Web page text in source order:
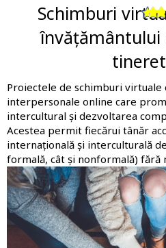
PreviousSchimburi
învățământului
Proiectele de schimburi virtuale
interpersonale online care
intercultural și dezvoltarea
Acestea permit fiecărui tânăr
internațională și interculturală
formală, cât și nonformală) fără
Imagine